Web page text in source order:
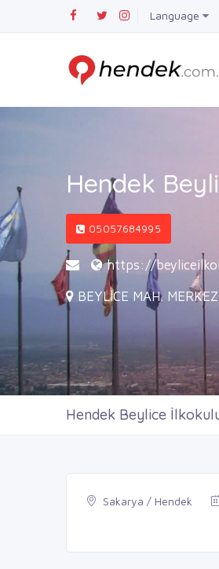
Language
Hendek
05057684995
https://
BEYLİCE MAH.
Hendek Beylice
Sakarya / Hendek